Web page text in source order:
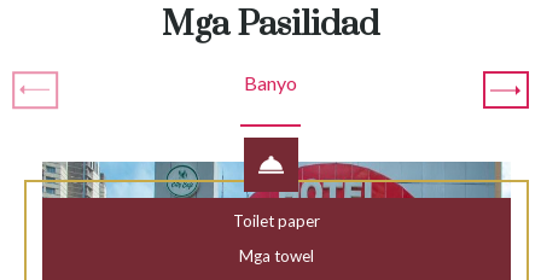
Mga Pasilidad
Banyo
Toilet paper
Mga towel